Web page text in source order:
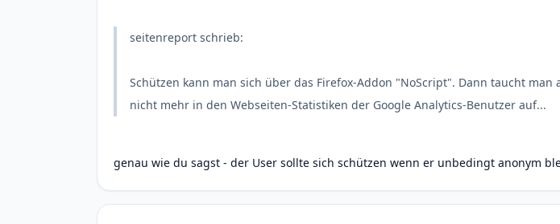
seitenreport schrieb:
Schützen kann man sich über das Firefox-Addon "NoScript". Dann taucht man
nicht mehr in den Webseiten-Statistiken der Google Analytics-Benutzer auf...
genau wie du sagst - der User sollte sich schützen wenn er unbedingt anonym